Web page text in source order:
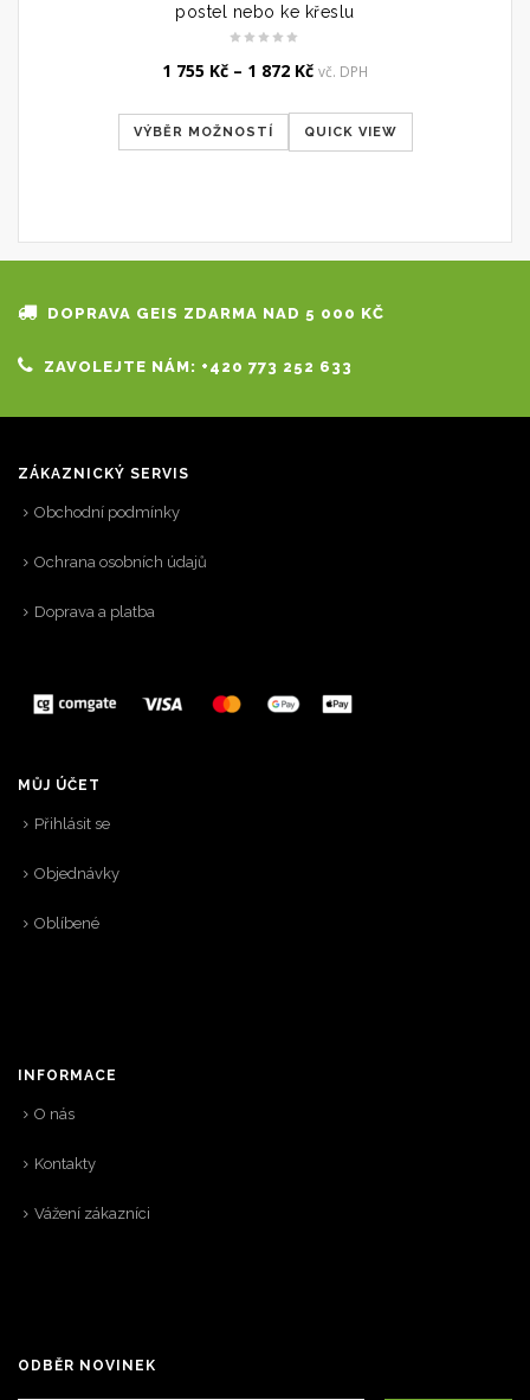
postel nebo ke křeslu
1 755 Kč – 1 872 Kč vč. DPH
VÝBĚR MOŽNOSTÍ QUICK VIEW
DOPRAVA GEIS ZDARMA NAD 5 000 KČ
ZAVOLEJTE NÁM: +420 773 252 633
ZÁKAZNICKÝ SERVIS
Obchodní podmínky
Ochrana osobních údajů
Doprava a platba
MŮJ ÚČET
Přihlásit se
Objednávky
Oblíbené
INFORMACE
O nás
Kontakty
Vážení zákazníci
ODBĚR NOVINEK